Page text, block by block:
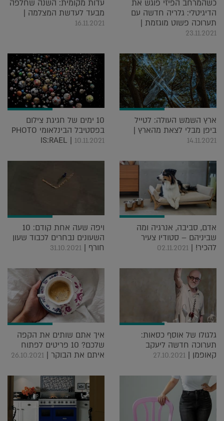
כשהמרחב הפיזי פוגש את
הדיגיטלי: גלריה חדשה עם
תערוכה פשוט מוגזמת |
23.11.2021
עדות מקומית: השנה שחלפה
מבעד לעדשת המצלמה |
16.11.2021
ארץ השמש העולה: לטייל
ביפן מבלי לצאת מהארץ |
14.11.2021
10 ימים של חגיגת צילום
בפסטיבל הבינלאומי PHOTO
IS:RAEL | 10.11.2021
אדם, סביבה, אנרגיה ומה
שביניהם – סטודיו צעיר
להכיר! | 02.11.2021
ויפה שעה אחת קודם: 10
השעונים נבחרים לכבוד שעון
חורף | 31.10.2021
גלגולו של אוסף כסאות:
תערוכה חדשה ליעקב
קאופמן | 27.10.2021
איך אתם שותים את הקפה
שלכם? 10 פריטים לפתוח
איתם את הבוקר | 26.10.2021